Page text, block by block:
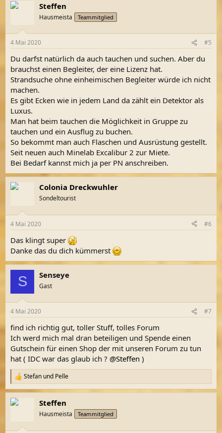
Steffen
Hausmeista Teammitglied
4 Mai 2020 #5
Du darfst natürlich da auch tauchen und suchen. Aber du
brauchst einen Begleiter, der eine Lizenz hat.
Strandsuche ohne einheimischen Begleiter würde ich nicht
machen.
Es gibt Ecken wie in jedem Land da zählt ein Detektor als
Luxus.
Man hat beim tauchen die Möglichkeit in Gruppe zu
tauchen und ein Ausflug zu buchen.
So bekommt man auch Flaschen und Ausrüstung gestellt.
Seit neuen auch Minelab Excalibur 2 zur Miete.
Bei Bedarf kannst mich ja per PN anschreiben.
Colonia Dreckwuhler
Sondeltourist
4 Mai 2020 #6
Das klingt super
Danke das du dich kümmerst
S Senseye
Gast
4 Mai 2020 #7
find ich richtig gut, toller Stuff, tolles Forum
Ich werd mich mal dran beteiligen und Spende einen
Gutschein für einen Shop der mit unseren Forum zu tun
hat ( IDC war das glaub ich ? @Steffen )
R
e
a
k
Stefan und Pelle
Steffen
Hausmeista Teammitglied